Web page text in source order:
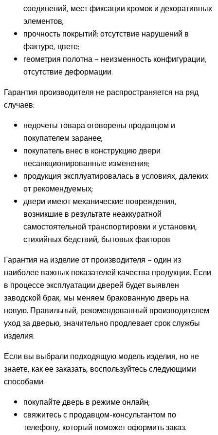
соединений, мест фиксации кромок и декоративных
элементов;
прочность покрытий: отсутствие нарушений в
фактуре, цвете;
геометрия полотна – неизменность конфигурации,
отсутствие деформации.
Гарантия производителя не распространяется на ряд
случаев:
недочеты товара оговорены продавцом и
покупателем заранее;
покупатель внес в конструкцию двери
несанкционированные изменения;
продукция эксплуатировалась в условиях, далеких
от рекомендуемых;
двери имеют механические повреждения,
возникшие в результате неаккуратной
самостоятельной транспортировки и установки,
стихийных бедствий, бытовых факторов.
Гарантия на изделие от производителя – один из
наиболее важных показателей качества продукции. Если
в процессе эксплуатации дверей будет выявлен
заводской брак, мы меняем бракованную дверь на
новую. Правильный, рекомендованный производителем
уход за дверью, значительно продлевает срок службы
изделия.
Если вы выбрали подходящую модель изделия, но не
знаете, как ее заказать, воспользуйтесь следующими
способами:
покупайте дверь в режиме онлайн;
свяжитесь с продавцом-консультантом по
телефону, который поможет оформить заказ.